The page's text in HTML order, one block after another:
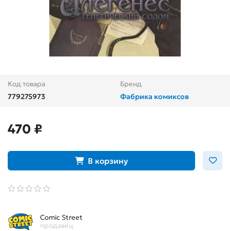
Код товара
779275973
Бренд
Фабрика комиксов
470 ₽
В корзину
Comic Street
продавец